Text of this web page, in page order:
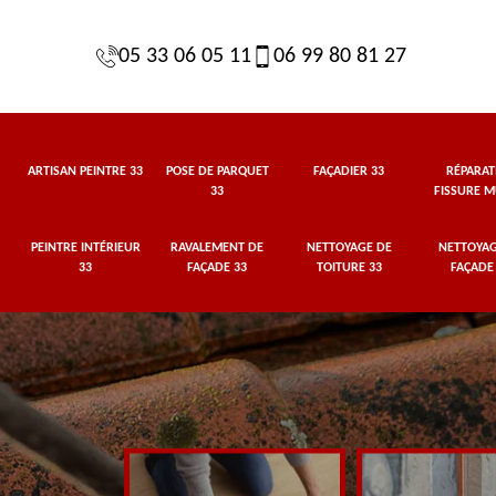
05 33 06 05 11 06 99 80 81 27
ARTISAN PEINTRE 33
POSE DE PARQUET
33
FAÇADIER 33
FISSURE
PEINTRE INTÉRIEUR
33
RAVALEMENT DE
FAÇADE 33
NETTOYAGE DE
TOITURE 33